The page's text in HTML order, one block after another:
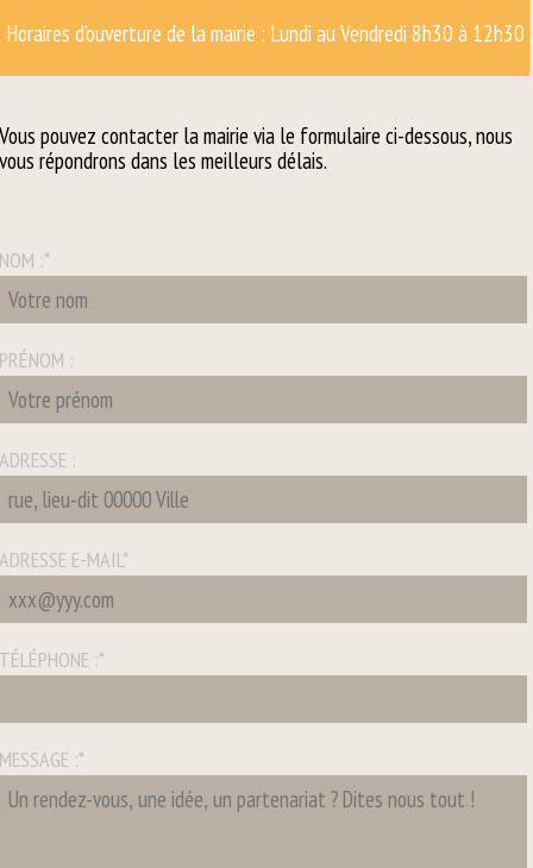
Horaires d’ouverture de la mairie : Lundi au Vendredi 8h30 à 12h30
Vous pouvez contacter la mairie via le formulaire ci-dessous, nous
vous répondrons dans les meilleurs délais.
NOM :*
PRÉNOM :
ADRESSE :
ADRESSE E-MAIL*
TÉLÉPHONE :*
MESSAGE :*